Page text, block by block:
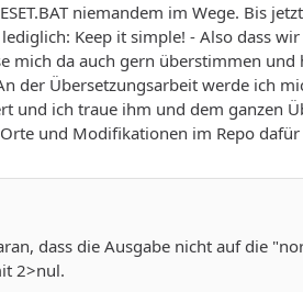
niemandem im Wege. Bis
Keep it simple! - Also dass
mich da auch gern überstimmen
der Übersetzungsarbeit werde ich
und ich traue ihm und dem ganzen
Orte und Modifikationen im Repo
dass die Ausgabe nicht auf die
2>nul.